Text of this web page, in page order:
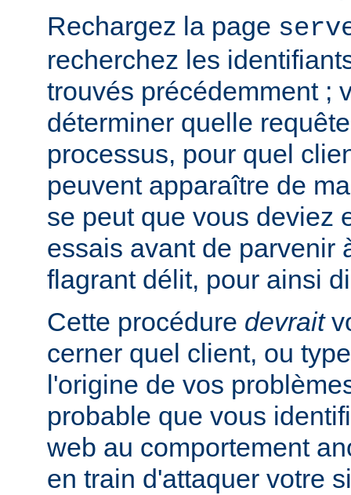
Rechargez la page
recherchez les
trouvés précédemment ;
déterminer quelle
processus, pour quel
peuvent apparaître de
se peut que vous deviez
essais avant de parvenir
flagrant délit, pour ainsi
Cette procédure devrait
cerner quel client, ou
l'origine de vos
probable que vous
web au comportement
en train d'attaquer votre